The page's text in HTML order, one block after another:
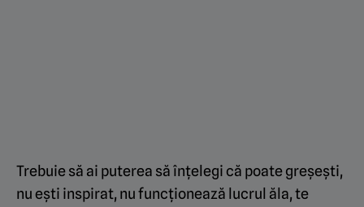
Trebuie să ai puterea să înțelegi că poate greșești,
nu ești inspirat, nu funcționează lucrul ăla, te